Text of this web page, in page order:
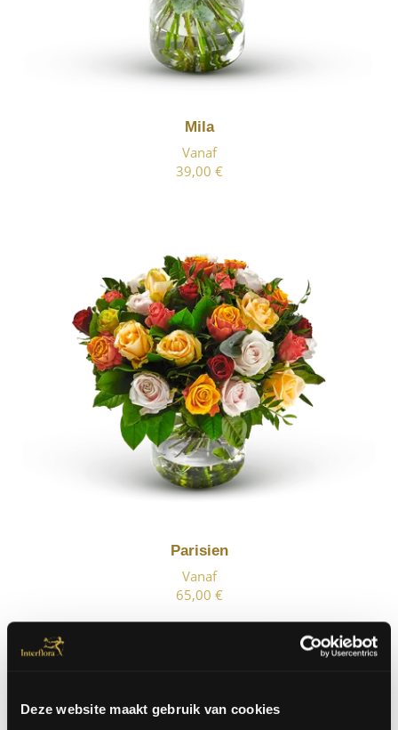
Deze website maakt gebruik van cookies
Mila
Vanaf
39,00 €
Parisien
Vanaf
65,00 €